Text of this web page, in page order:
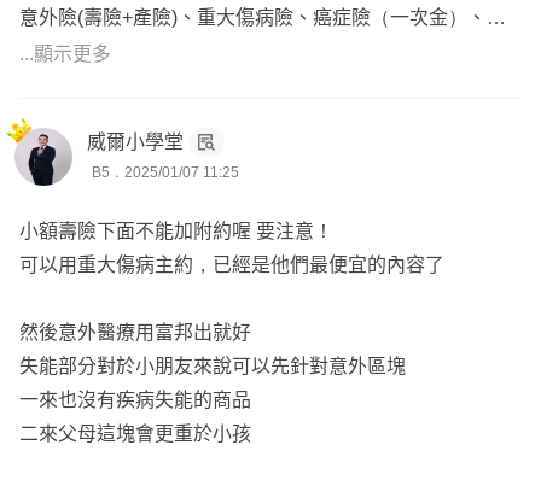
L6D：意外險實支。
DCE：重大傷病主約，保障到85歲。
XDE：重大傷病保障範圍共300多項。
XCF：一次金(20%、20%、100%)，可作為長期治療時的
緊急預備金，首年理賠保額(10%、10%、50%)。
口。
XTK：小朋友定期壽險。
遠雄
如果有任何問題 歡迎一起討論
意外險(壽險+產險)、重大傷病險、癌症險（一次金）、意
外失能險/長照險（一次金+月扶金)、壽險
以下幾點建議提供您參考：
♦️醫療實支實付
因應現在的醫療環境，隨著住院天數下降，高額自費醫療雜
費、新式手術項目增加及費用提高，門診手術項目比例上
升，幾乎都花在實支實付裡面的雜費為主，再用定額給付的
目前建議可以優先參考富邦、新光的規劃
富邦醫療實支的住院手術與雜費額度分開計算，門診額度較
高，但要注意有年度理賠總額上限及手術有健保2-2-7、3-3
...顯示更多
威爾小學堂
B5．2025/01/07 11:25
小額壽險下面不能加附約喔 要注意！
可以用重大傷病主約，已經是他們最便宜的內容了
然後意外醫療用富邦出就好
失能部分對於小朋友來說可以先針對意外區塊
一來也沒有疾病失能的商品
二來父母這塊會更重於小孩